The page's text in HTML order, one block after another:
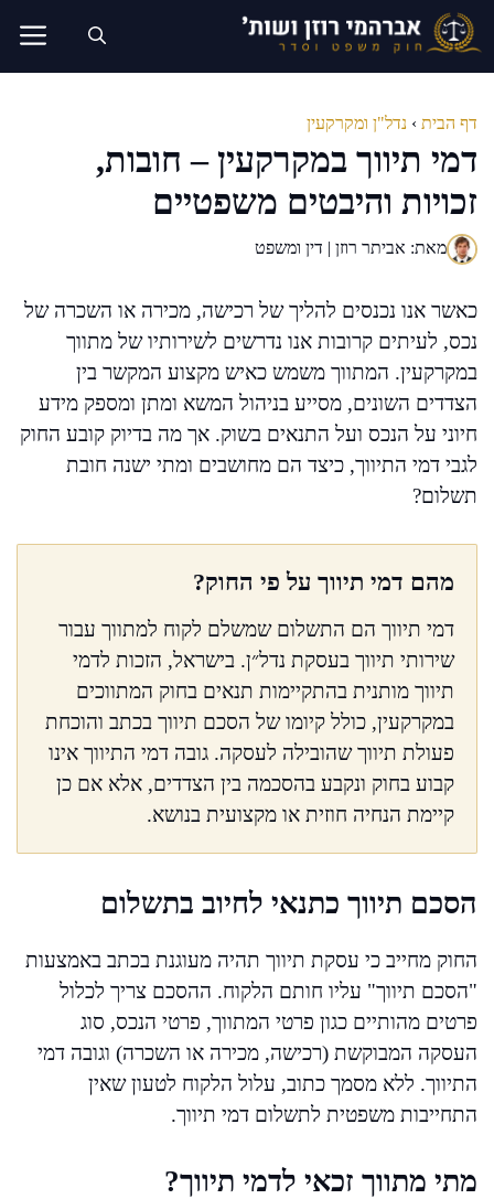
לדלג
לתוכן
דף הבית › נדל"ן ומקרקעין
דמי תיווך במקרקעין – חובות,
זכויות והיבטים משפטיים
מאת: אביתר רוזן | דין ומשפט
כאשר אנו נכנסים להליך של רכישה, מכירה או השכרה של
נכס, לעיתים קרובות אנו נדרשים לשירותיו של מתווך
במקרקעין. המתווך משמש כאיש מקצוע המקשר בין
הצדדים השונים, מסייע בניהול המשא ומתן ומספק מידע
חיוני על הנכס ועל התנאים בשוק. אך מה בדיוק קובע החוק
לגבי דמי התיווך, כיצד הם מחושבים ומתי ישנה חובת
תשלום?
מהם דמי תיווך על פי החוק?
דמי תיווך הם התשלום שמשלם לקוח למתווך עבור
שירותי תיווך בעסקת נדל״ן. בישראל, הזכות לדמי
תיווך מותנית בהתקיימות תנאים בחוק המתווכים
במקרקעין, כולל קיומו של הסכם תיווך בכתב והוכחת
פעולת תיווך שהובילה לעסקה. גובה דמי התיווך אינו
קבוע בחוק ונקבע בהסכמה בין הצדדים, אלא אם כן
קיימת הנחיה חוזית או מקצועית בנושא.
הסכם תיווך כתנאי לחיוב בתשלום
החוק מחייב כי עסקת תיווך תהיה מעוגנת בכתב באמצעות
"הסכם תיווך" עליו חותם הלקוח. ההסכם צריך לכלול
פרטים מהותיים כגון פרטי המתווך, פרטי הנכס, סוג
העסקה המבוקשת (רכישה, מכירה או השכרה) וגובה דמי
התיווך. ללא מסמך כתוב, עלול הלקוח לטעון שאין
התחייבות משפטית לתשלום דמי תיווך.
מתי מתווך זכאי לדמי תיווך?